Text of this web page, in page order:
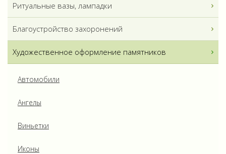
Ритуальные вазы, лампадки
Благоустройство захоронений
Художественное оформление памятников
Автомобили
Ангелы
Виньетки
Иконы